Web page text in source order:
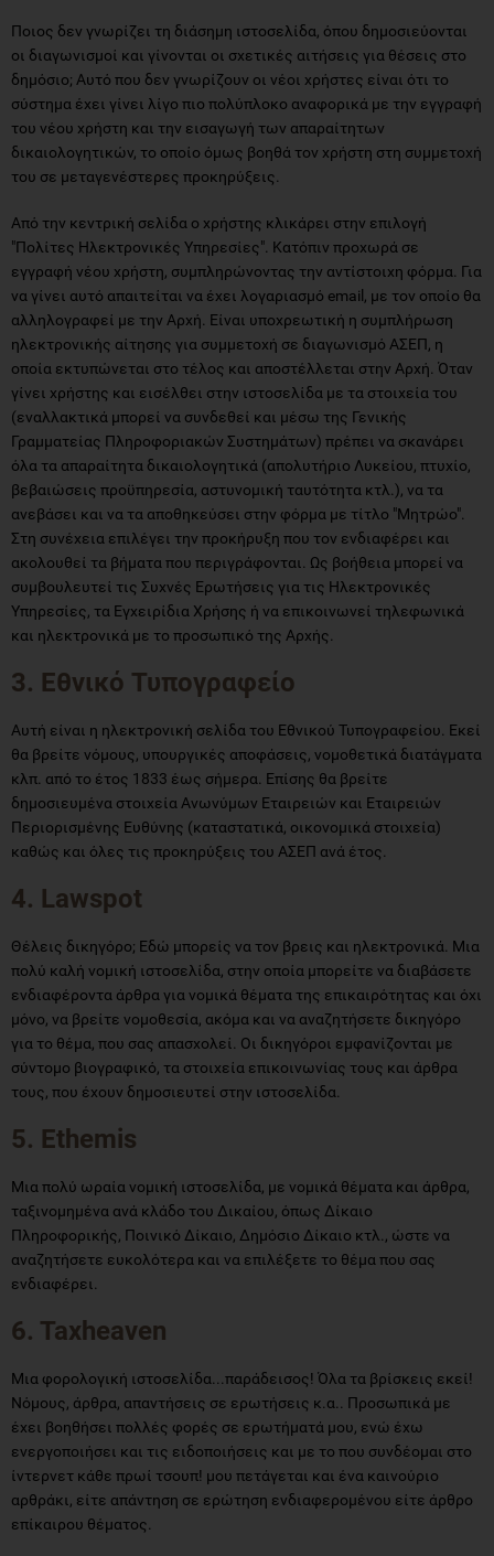
Ποιος δεν γνωρίζει τη διάσημη ιστοσελίδα, όπου δημοσιεύονται
οι διαγωνισμοί και γίνονται οι σχετικές αιτήσεις για θέσεις στο
δημόσιο; Αυτό που δεν γνωρίζουν οι νέοι χρήστες είναι ότι το
σύστημα έχει γίνει λίγο πιο πολύπλοκο αναφορικά με την εγγραφή
του νέου χρήστη και την εισαγωγή των απαραίτητων
δικαιολογητικών, το οποίο όμως βοηθά τον χρήστη στη συμμετοχή
του σε μεταγενέστερες προκηρύξεις.
Από την κεντρική σελίδα ο χρήστης κλικάρει στην επιλογή
"Πολίτες Ηλεκτρονικές Υπηρεσίες". Κατόπιν προχωρά σε
εγγραφή νέου χρήστη, συμπληρώνοντας την αντίστοιχη φόρμα. Για
να γίνει αυτό απαιτείται να έχει λογαριασμό email, με τον οποίο θα
αλληλογραφεί με την Αρχή. Είναι υποχρεωτική η συμπλήρωση
ηλεκτρονικής αίτησης για συμμετοχή σε διαγωνισμό ΑΣΕΠ, η
οποία εκτυπώνεται στο τέλος και αποστέλλεται στην Αρχή. Όταν
γίνει χρήστης και εισέλθει στην ιστοσελίδα με τα στοιχεία του
(εναλλακτικά μπορεί να συνδεθεί και μέσω της Γενικής
Γραμματείας Πληροφοριακών Συστημάτων) πρέπει να σκανάρει
όλα τα απαραίτητα δικαιολογητικά (απολυτήριο Λυκείου, πτυχίο,
βεβαιώσεις προϋπηρεσία, αστυνομική ταυτότητα κτλ.), να τα
ανεβάσει και να τα αποθηκεύσει στην φόρμα με τίτλο "Μητρώο".
Στη συνέχεια επιλέγει την προκήρυξη που τον ενδιαφέρει και
ακολουθεί τα βήματα που περιγράφονται. Ως βοήθεια μπορεί να
συμβουλευτεί τις Συχνές Ερωτήσεις για τις Ηλεκτρονικές
Υπηρεσίες, τα Εγχειρίδια Χρήσης ή να επικοινωνεί τηλεφωνικά
και ηλεκτρονικά με το προσωπικό της Αρχής.
3. Εθνικό Τυπογραφείο
Αυτή είναι η ηλεκτρονική σελίδα του Εθνικού Τυπογραφείου. Εκεί
θα βρείτε νόμους, υπουργικές αποφάσεις, νομοθετικά διατάγματα
κλπ. από το έτος 1833 έως σήμερα. Επίσης θα βρείτε
δημοσιευμένα στοιχεία Ανωνύμων Εταιρειών και Εταιρειών
Περιορισμένης Ευθύνης (καταστατικά, οικονομικά στοιχεία)
καθώς και όλες τις προκηρύξεις του ΑΣΕΠ ανά έτος.
4. Lawspot
Θέλεις δικηγόρο; Εδώ μπορείς να τον βρεις και ηλεκτρονικά. Μια
πολύ καλή νομική ιστοσελίδα, στην οποία μπορείτε να διαβάσετε
ενδιαφέροντα άρθρα για νομικά θέματα της επικαιρότητας και όχι
μόνο, να βρείτε νομοθεσία, ακόμα και να αναζητήσετε δικηγόρο
για το θέμα, που σας απασχολεί. Οι δικηγόροι εμφανίζονται με
σύντομο βιογραφικό, τα στοιχεία επικοινωνίας τους και άρθρα
τους, που έχουν δημοσιευτεί στην ιστοσελίδα.
5. Ethemis
Μια πολύ ωραία νομική ιστοσελίδα, με νομικά θέματα και άρθρα,
ταξινομημένα ανά κλάδο του Δικαίου, όπως Δίκαιο
Πληροφορικής, Ποινικό Δίκαιο, Δημόσιο Δίκαιο κτλ., ώστε να
αναζητήσετε ευκολότερα και να επιλέξετε το θέμα που σας
ενδιαφέρει.
6. Taxheaven
Μια φορολογική ιστοσελίδα...παράδεισος! Όλα τα βρίσκεις εκεί!
Νόμους, άρθρα, απαντήσεις σε ερωτήσεις κ.α.. Προσωπικά με
έχει βοηθήσει πολλές φορές σε ερωτήματά μου, ενώ έχω
ενεργοποιήσει και τις ειδοποιήσεις και με το που συνδέομαι στο
ίντερνετ κάθε πρωί τσουπ! μου πετάγεται και ένα καινούριο
αρθράκι, είτε απάντηση σε ερώτηση ενδιαφερομένου είτε άρθρο
επίκαιρου θέματος.